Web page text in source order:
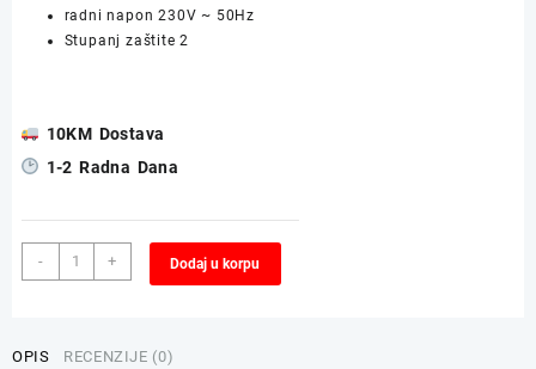
radni napon 230V ~ 50Hz
Stupanj zaštite 2
10KM Dostava
1-2 Radna Dana
-
Visilica
/
Multicolor
+ Dodaj u korpu
OPIS RECENZIJE (0)